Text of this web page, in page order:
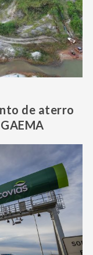
de aterro